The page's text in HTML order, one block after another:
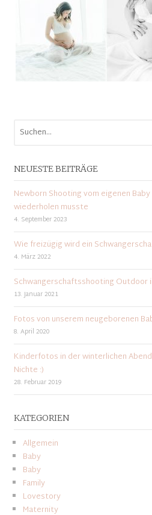
NEUESTE BEITRÄGE
Newborn Shooting vom eigenen
wiederholen musste
4. September 2023
Wie freizügig wird ein
4. März 2022
Schwangerschaftsshooting Outdoor
13. Januar 2021
Fotos von unserem neugeborenen
8. April 2020
Kinderfotos in der winterlichen
Nichte :)
28. Februar 2019
KATEGORIEN
Allgemein
Baby
Baby
Family
Lovestory
Maternity